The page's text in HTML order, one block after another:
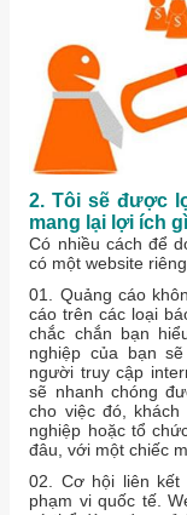
2. Tôi sẽ được
mang lại lợi ích
Có nhiều cách để
có một website
01. Quảng cáo
cáo trên các loại
chắc chắn bạn
nghiệp của bạn
người truy cập
sẽ nhanh chóng
cho việc đó,
nghiệp hoặc tổ
đâu, với một chiếc
02. Cơ hội liên
phạm vi quốc tế.